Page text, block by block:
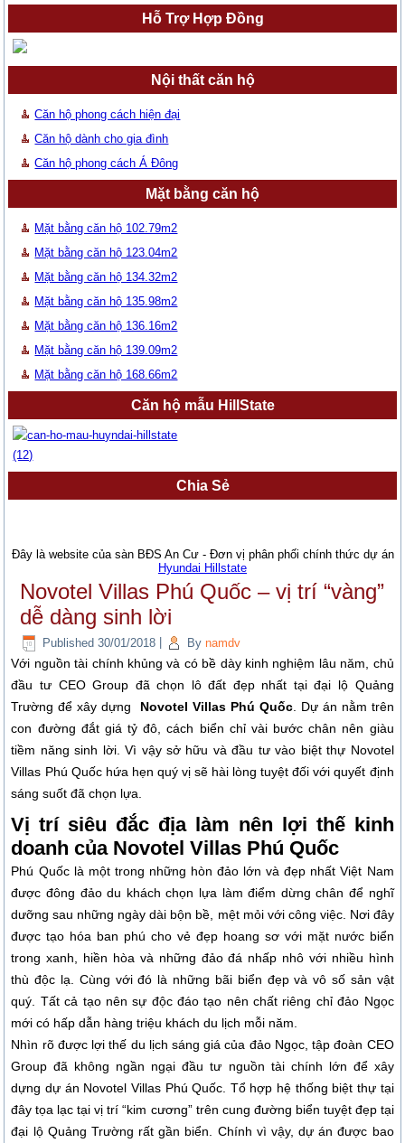
Hỗ Trợ Hợp Đồng
Nội thất căn hộ
Căn hộ phong cách hiện đại
Căn hộ dành cho gia đình
Căn hộ phong cách Á Đông
Mặt bằng căn hộ
Mặt bằng căn hộ 102.79m2
Mặt bằng căn hộ 123.04m2
Mặt bằng căn hộ 134.32m2
Mặt bằng căn hộ 135.98m2
Mặt bằng căn hộ 136.16m2
Mặt bằng căn hộ 139.09m2
Mặt bằng căn hộ 168.66m2
Căn hộ mẫu HillState
Chia Sẻ
Đây là website của sàn BĐS An Cư - Đơn vị phân phối chính thức dự án
Hyundai Hillstate
Novotel Villas Phú Quốc – vị trí “vàng”
dễ dàng sinh lời
Published 30/01/2018 By namdv
Với nguồn tài chính khủng và có bề dày kinh nghiệm lâu năm, chủ
đầu tư CEO Group đã chọn lô đất đẹp nhất tại đại lộ Quảng
Trường để xây dựng Novotel Villas Phú Quốc. Dự án nằm trên
con đường đắt giá tỷ đô, cách biển chỉ vài bước chân nên giàu
tiềm năng sinh lời. Vì vậy sở hữu và đầu tư vào biệt thự Novotel
Villas Phú Quốc hứa hẹn quý vị sẽ hài lòng tuyệt đối với quyết định
sáng suốt đã chọn lựa.
Vị trí siêu đắc địa làm nên lợi thế kinh
doanh của Novotel Villas Phú Quốc
Phú Quốc là một trong những hòn đảo lớn và đẹp nhất Việt Nam
được đông đảo du khách chọn lựa làm điểm dừng chân để nghĩ
dưỡng sau những ngày dài bộn bề, mệt mỏi với công việc. Nơi đây
được tạo hóa ban phú cho vẻ đẹp hoang sơ với mặt nước biển
trong xanh, hiền hòa và những đảo đá nhấp nhô với nhiều hình
thù độc lạ. Cùng với đó là những bãi biển đẹp và vô số sản vật
quý. Tất cả tạo nên sự độc đáo tạo nên chất riêng chỉ đảo Ngọc
mới có hấp dẫn hàng triệu khách du lịch mỗi năm.
Nhìn rõ được lợi thế du lịch sáng giá của đảo Ngọc, tập đoàn CEO
Group đã không ngần ngại đầu tư nguồn tài chính lớn để xây
dựng dự án Novotel Villas Phú Quốc. Tổ hợp hệ thống biệt thự tại
đây tọa lạc tại vị trí “kim cương” trên cung đường biển tuyệt đẹp tại
đại lộ Quảng Trường rất gần biển. Chính vì vậy, dự án được bao